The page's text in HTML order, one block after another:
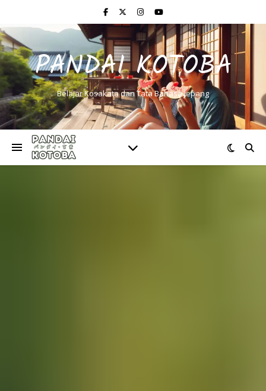
PANDAI KOTOBA
Belajar Kosakata dan Tata Bahasa Jepang